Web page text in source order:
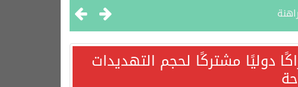
دوليًا مشتركًا لحجم التهديدات